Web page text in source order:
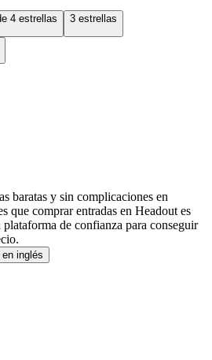
4 estrellas 3 estrellas
baratas y sin complicaciones en
que comprar entradas en Headout es
de confianza para conseguir
inglés